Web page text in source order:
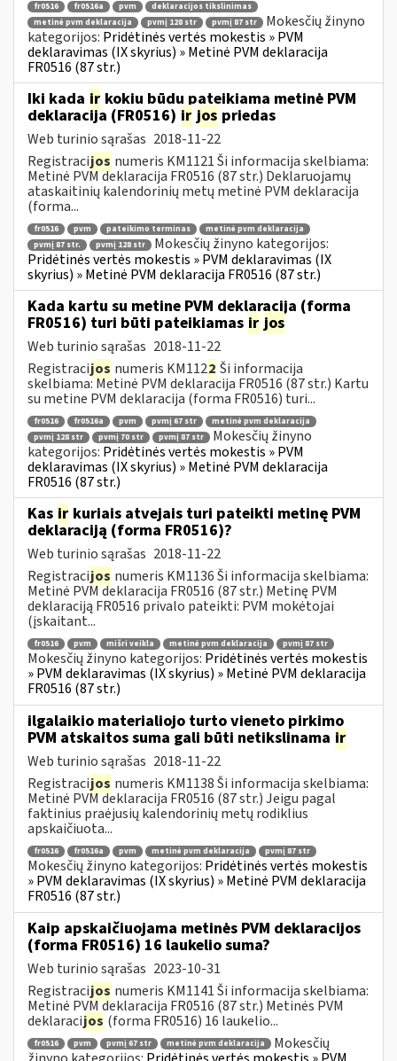
fr0516 fr0516a pvm
deklaracijos tikslinimas
metinė pvm deklaracija
pvmį 128 str pvmį 87 str
Mokesčių žinyno
kategorijos: Pridėtinės vertės mokestis » PVM
deklaravimas (IX skyrius) » Metinė PVM deklaracija
FR0516 (87 str.)
Iki kada ir kokiu būdu pateikiama metinė PVM
deklaracija (FR0516) ir jos priedas
Web turinio sąrašas 2018-11-22
Registracijos numeris KM1121 Ši informacija skelbiama:
Metinė PVM deklaracija FR0516 (87 str.) Deklaruojamų
ataskaitinių kalendorinių metų metinė PVM deklaracija
(forma...
fr0516 pvm pateikimo terminas
metinė pvm deklaracija
pvmį 87 str.
pvmį 128 str
Mokesčių žinyno kategorijos:
Pridėtinės vertės mokestis » PVM deklaravimas (IX
skyrius) » Metinė PVM deklaracija FR0516 (87 str.)
Kada kartu su metine PVM deklaracija (forma
FR0516) turi būti pateikiamas ir jos
Web turinio sąrašas 2018-11-22
Registracijos numeris KM1122 Ši informacija
skelbiama: Metinė PVM deklaracija FR0516 (87 str.) Kartu
su metine PVM deklaracija (forma FR0516) turi...
fr0516 fr0516a pvm pvmį 67 str
metinė pvm deklaracija
pvmį 128 str
pvmį 70 str pvmį 87 str
Mokesčių žinyno
kategorijos: Pridėtinės vertės mokestis » PVM
deklaravimas (IX skyrius) » Metinė PVM deklaracija
FR0516 (87 str.)
Kas ir kuriais atvejais turi pateikti metinę PVM
deklaraciją (forma FR0516)?
Web turinio sąrašas 2018-11-22
Registracijos numeris KM1136 Ši informacija skelbiama:
Metinė PVM deklaracija FR0516 (87 str.) Metinę PVM
deklaraciją FR0516 privalo pateikti: PVM mokėtojai
(įskaitant...
fr0516 pvm mišri veikla metinė pvm deklaracija pvmį 87 str
Mokesčių žinyno kategorijos: Pridėtinės vertės mokestis
» PVM deklaravimas (IX skyrius) » Metinė PVM deklaracija
FR0516 (87 str.)
ilgalaikio materialiojo turto vieneto pirkimo
PVM atskaitos suma gali būti netikslinama ir
Web turinio sąrašas 2018-11-22
Registracijos numeris KM1138 Ši informacija skelbiama:
Metinė PVM deklaracija FR0516 (87 str.) Jeigu pagal
faktinius praėjusių kalendorinių metų rodiklius
apskaičiuota...
fr0516 fr0516a pvm metinė pvm deklaracija pvmį 87 str
Mokesčių žinyno kategorijos: Pridėtinės vertės mokestis
» PVM deklaravimas (IX skyrius) » Metinė PVM deklaracija
FR0516 (87 str.)
Kaip apskaičiuojama metinės PVM deklaracijos
(forma FR0516) 16 laukelio suma?
Web turinio sąrašas 2023-10-31
Registracijos numeris KM1141 Ši informacija skelbiama:
Metinė PVM deklaracija FR0516 (87 str.) Metinės PVM
deklaracijos (forma FR0516) 16 laukelio...
fr0516 pvm pvmį 67 str metinė pvm deklaracija
Mokesčių